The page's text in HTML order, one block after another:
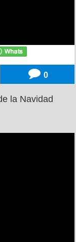
0
la Navidad